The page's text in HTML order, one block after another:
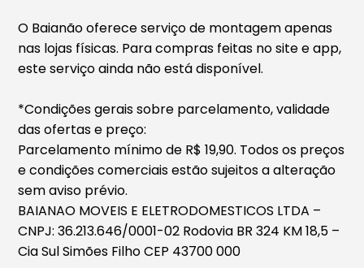
O Baianão oferece serviço de montagem apenas
nas lojas físicas. Para compras feitas no site e app,
este serviço ainda não está disponível.
*Condições gerais sobre parcelamento, validade
das ofertas e preço:
Parcelamento mínimo de R$ 19,90. Todos os preços
e condições comerciais estão sujeitos a alteração
sem aviso prévio.
BAIANAO MOVEIS E ELETRODOMESTICOS LTDA –
CNPJ: 36.213.646/0001-02 Rodovia BR 324 KM 18,5 –
Cia Sul Simões Filho CEP 43700 000